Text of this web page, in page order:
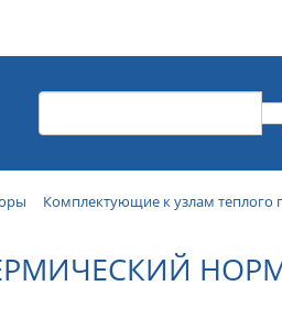
Комплектующие к узлам теплого